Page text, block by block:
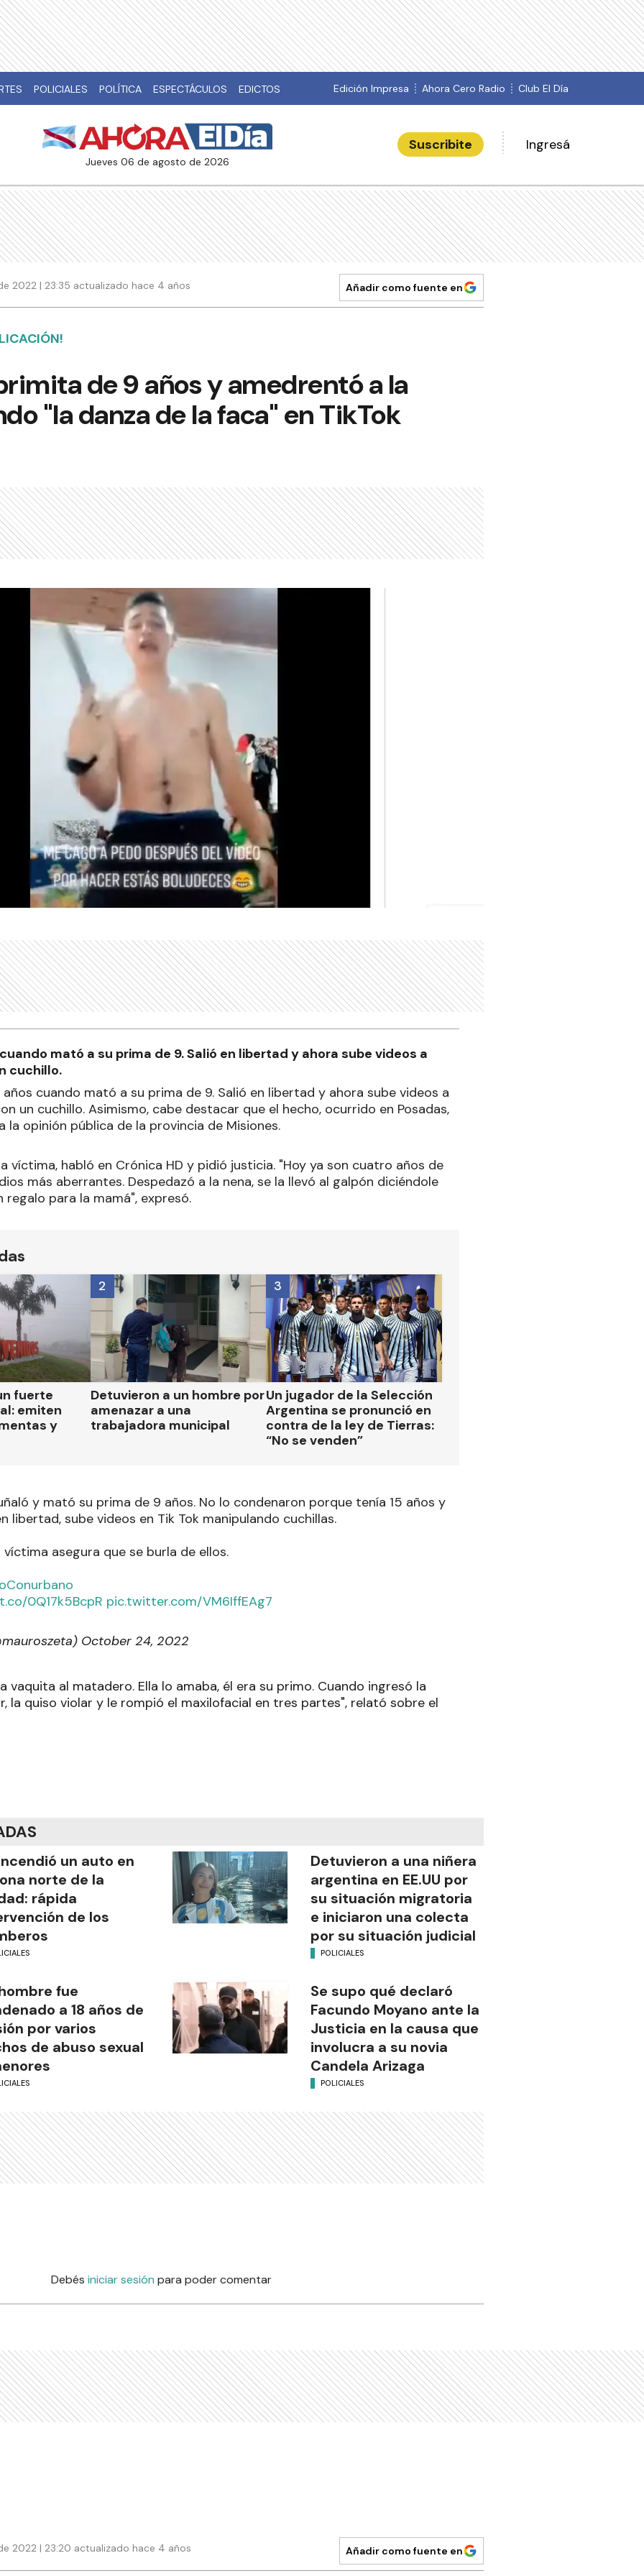
POLICIALES POLÍTICA ESPECTÁCULOS EDICTOS Edición Impresa Ahora Cero Radio Club El Día
jueves 06 de agosto de 2026
Suscribite Ingresá
2022 | 23:35 actualizado hace 4 años Añadir como fuente en
de 9 años y amedrentó a la
"la danza de la faca" en TikTok
mató a su prima de 9. Salió en libertad y ahora sube videos a
cuchillo.
años cuando mató a su prima de 9. Salió en libertad y ahora sube videos a
un cuchillo. Asimismo, cabe destacar que el hecho, ocurrido en Posadas,
la opinión pública de la provincia de Misiones.
víctima, habló en Crónica HD y pidió justicia. "Hoy ya son cuatro años de
más aberrantes. Despedazó a la nena, se la llevó al galpón diciéndole
regalo para la mamá", expresó.
fuerte
emiten
y
Detuvieron a un hombre por
amenazar a una
trabajadora municipal
2
Un jugador de la Selección
Argentina se pronunció en
contra de la ley de Tierras:
“No se venden”
3
y mató su prima de 9 años. No lo condenaron porque tenía 15 años y
libertad, sube videos en Tik Tok manipulando cuchillas.
víctima asegura que se burla de ellos.
0Q17k5BcpR pic.twitter.com/VM6IffEAg7
October 24, 2022
vaquita al matadero. Ella lo amaba, él era su primo. Cuando ingresó la
la quiso violar y le rompió el maxilofacial en tres partes", relató sobre el
un auto en
norte de la
rápida
de los
Detuvieron a una niñera
argentina en EE.UU por
su situación migratoria
e iniciaron una colecta
por su situación judicial
POLICIALES
fue
a 18 años de
por varios
de abuso sexual
Se supo qué declaró
Facundo Moyano ante la
Justicia en la causa que
involucra a su novia
Candela Arizaga
POLICIALES
Debés iniciar sesión para poder comentar
2022 | 23:20 actualizado hace 4 años Añadir como fuente en